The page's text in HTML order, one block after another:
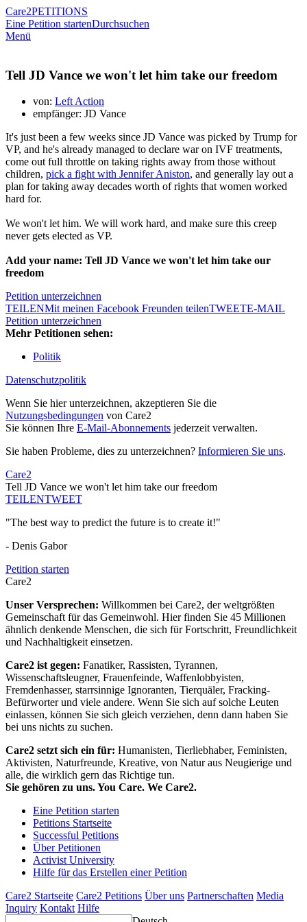
Care2PETITIONS
Eine Petition startenDurchsuchen
Menü
Tell JD Vance we won't let him take our freedom
von: Left Action
empfänger: JD Vance
It's just been a few weeks since JD Vance was picked by Trump for
VP, and he's already managed to declare war on IVF treatments,
come out full throttle on taking rights away from those without
children, pick a fight with Jennifer Aniston, and generally lay out a
plan for taking away decades worth of rights that women worked
hard for.
We won't let him. We will work hard, and make sure this creep
never gets elected as VP.
Add your name: Tell JD Vance we won't let him take our
freedom
Petition unterzeichnen
TEILENMit meinen Facebook Freunden teilenTWEETE-MAIL
Petition unterzeichnen
Mehr Petitionen sehen:
Politik
Datenschutzpolitik
Wenn Sie hier unterzeichnen, akzeptieren Sie die
Nutzungsbedingungen von Care2
Sie können Ihre E-Mail-Abonnements jederzeit verwalten.
Sie haben Probleme, dies zu unterzeichnen? Informieren Sie uns.
Care2
Tell JD Vance we won't let him take our freedom
TEILENTWEET
"The best way to predict the future is to create it!"
- Denis Gabor
Petition starten
Care2
Unser Versprechen: Willkommen bei Care2, der weltgrößten
Gemeinschaft für das Gemeinwohl. Hier finden Sie 45 Millionen
ähnlich denkende Menschen, die sich für Fortschritt, Freundlichkeit
und Nachhaltigkeit einsetzen.
Care2 ist gegen: Fanatiker, Rassisten, Tyrannen,
Wissenschaftsleugner, Frauenfeinde, Waffenlobbyisten,
Fremdenhasser, starrsinnige Ignoranten, Tierquäler, Fracking-
Befürworter und viele andere. Wenn Sie sich auf solche Leuten
einlassen, können Sie sich gleich verziehen, denn dann haben Sie
bei uns nichts zu suchen.
Care2 setzt sich ein für: Humanisten, Tierliebhaber, Feministen,
Aktivisten, Naturfreunde, Kreative, von Natur aus Neugierige und
alle, die wirklich gern das Richtige tun.
Sie gehören zu uns. You Care. We Care2.
Eine Petition starten
Petitions Startseite
Successful Petitions
Über Petitionen
Activist University
Hilfe für das Erstellen einer Petition
Care2 Startseite Care2 Petitions Über uns Partnerschaften Media
Inquiry Kontakt Hilfe